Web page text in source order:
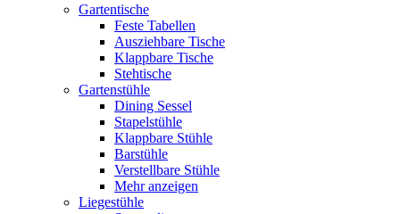
Gartentische
Feste Tabellen
Ausziehbare Tische
Klappbare Tische
Stehtische
Gartenstühle
Dining Sessel
Stapelstühle
Klappbare Stühle
Barstühle
Verstellbare Stühle
Mehr anzeigen
Liegestühle